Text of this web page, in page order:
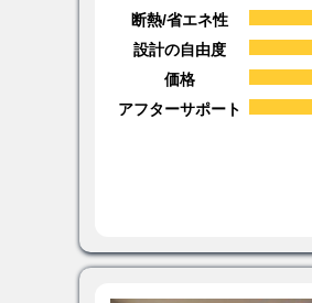
断熱/省エネ性
設計の自由度
価格
アフターサポート